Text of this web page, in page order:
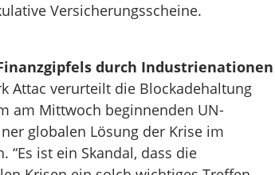
Versicherungsscheine.
durch Industrienationen
Attac verurteilt die Blockadehaltung
am Mittwoch beginnenden UN-
globalen Lösung der Krise im
“Es ist ein Skandal, dass die